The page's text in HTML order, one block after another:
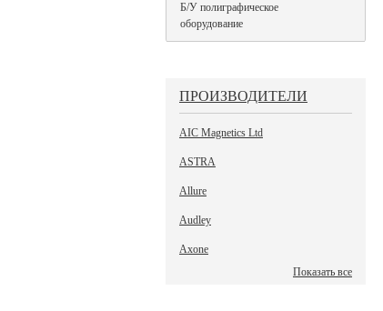
Б/У полиграфическое
оборудование
ПРОИЗВОДИТЕЛИ
AIC Magnetics Ltd
ASTRA
Allure
Audley
Axone
Показать все